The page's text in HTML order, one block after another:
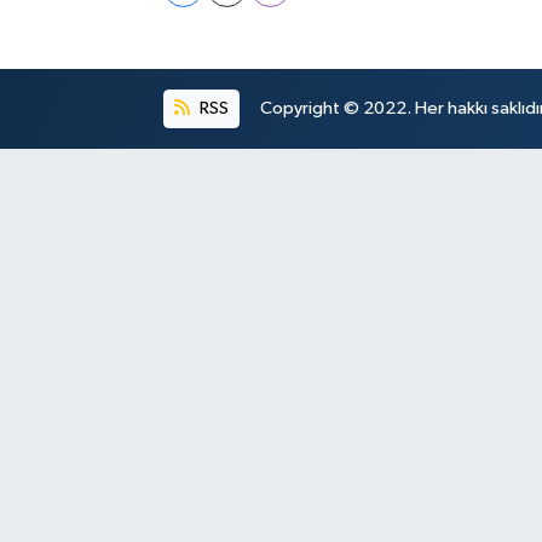
RSS Copyright © 2022. Her hakkı